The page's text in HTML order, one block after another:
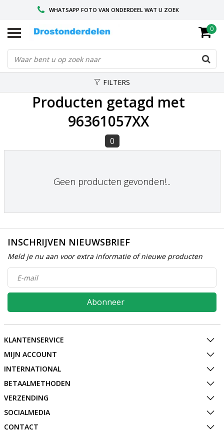
WHATSAPP FOTO VAN ONDERDEEL WAT U ZOEK
VOOR 16.00 BESTELD, VANDAAG VERZONDEN
GESPECIALISEERD PEUGEOT
0
FILTERS
Producten getagd met
96361057XX
0
Geen producten gevonden!...
INSCHRIJVEN NIEUWSBRIEF
Meld je nu aan voor extra informatie of nieuwe producten
Abonneer
KLANTENSERVICE
MIJN ACCOUNT
INTERNATIONAL
BETAALMETHODEN
VERZENDING
SOCIALMEDIA
CONTACT